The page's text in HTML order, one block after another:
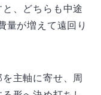
、どちらも中途
量が増えて遠回り
主軸に寄せ、周